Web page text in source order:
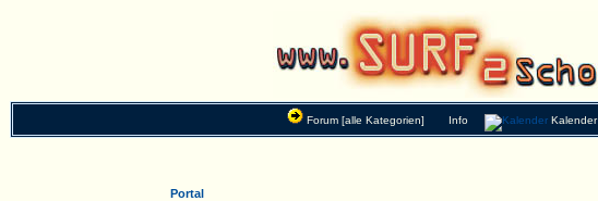
Forum [alle Kategorien] Info Kalender
Portal